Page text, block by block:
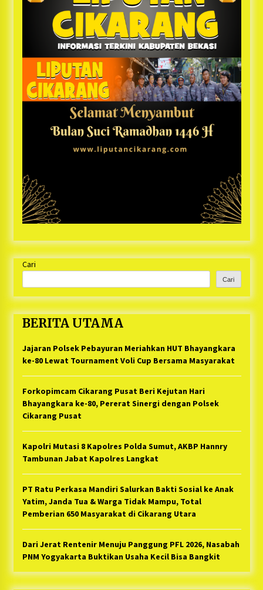
Cari
Cari
BERITA UTAMA
Jajaran Polsek Pebayuran Meriahkan HUT Bhayangkara
ke-80 Lewat Tournament Voli Cup Bersama Masyarakat
Forkopimcam Cikarang Pusat Beri Kejutan Hari
Bhayangkara ke-80, Pererat Sinergi dengan Polsek
Cikarang Pusat
Kapolri Mutasi 8 Kapolres Polda Sumut, AKBP Hannry
Tambunan Jabat Kapolres Langkat
PT Ratu Perkasa Mandiri Salurkan Bakti Sosial ke Anak
Yatim, Janda Tua & Warga Tidak Mampu, Total
Pemberian 650 Masyarakat di Cikarang Utara
Dari Jerat Rentenir Menuju Panggung PFL 2026, Nasabah
PNM Yogyakarta Buktikan Usaha Kecil Bisa Bangkit